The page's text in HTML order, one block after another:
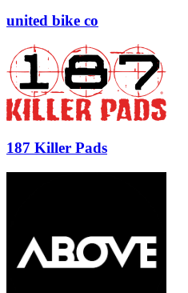
united bike co
187 Killer Pads